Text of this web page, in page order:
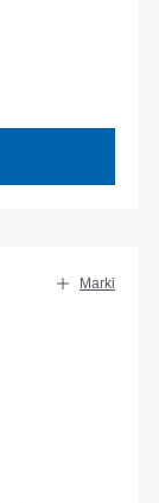
Marki